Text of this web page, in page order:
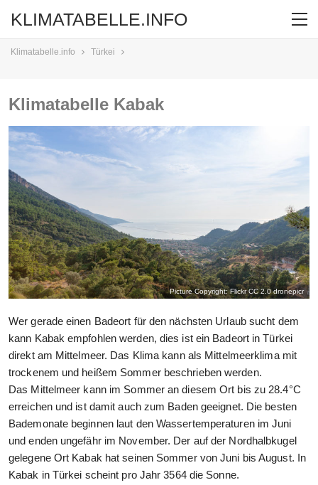
KLIMATABELLE.INFO
Klimatabelle.info Türkei
Klimatabelle Kabak
Picture Copyright: Flickr CC 2.0dronepicr
Wer gerade einen Badeort für den nächsten Urlaub sucht dem
kann Kabak empfohlen werden, dies ist ein Badeort in Türkei
direkt am Mittelmeer. Das Klima kann als Mittelmeerklima mit
trockenem und heißem Sommer beschrieben werden.
Das Mittelmeer kann im Sommer an diesem Ort bis zu 28.4°C
erreichen und ist damit auch zum Baden geeignet. Die besten
Bademonate beginnen laut den Wassertemperaturen im Juni
und enden ungefähr im November. Der auf der Nordhalbkugel
gelegene Ort Kabak hat seinen Sommer von Juni bis August. In
Kabak in Türkei scheint pro Jahr 3564 die Sonne.